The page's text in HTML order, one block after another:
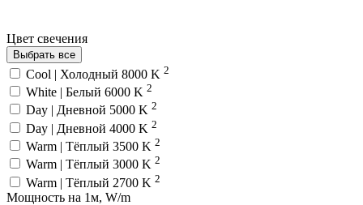
Цвет свечения
Выбрать все
Cool | Холодный 8000 K 2
White | Белый 6000 K 2
Day | Дневной 5000 K 2
Day | Дневной 4000 K 2
Warm | Тёплый 3500 K 2
Warm | Тёплый 3000 K 2
Warm | Тёплый 2700 K 2
Мощность на 1м, W/m